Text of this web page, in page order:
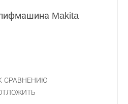
Makita
СРАВНЕНИЮ